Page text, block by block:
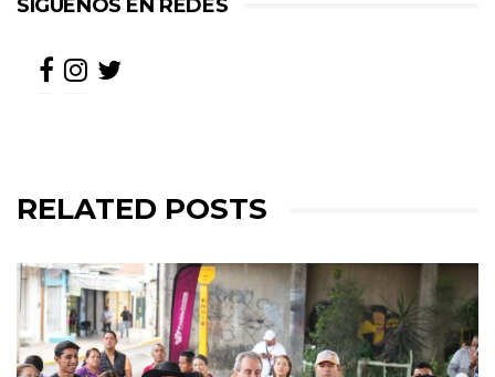
SÍGUENOS EN REDES
RELATED POSTS